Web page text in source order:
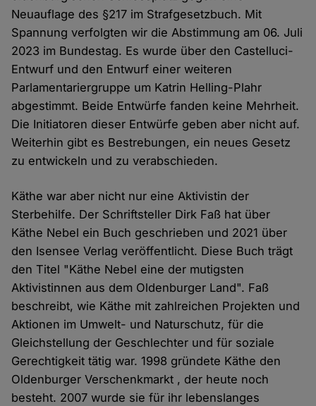
Neuauflage des §217 im Strafgesetzbuch. Mit
Spannung verfolgten wir die Abstimmung am 06. Juli
2023 im Bundestag. Es wurde über den Castelluci-
Entwurf und den Entwurf einer weiteren
Parlamentariergruppe um Katrin Helling-Plahr
abgestimmt. Beide Entwürfe fanden keine Mehrheit.
Die Initiatoren dieser Entwürfe geben aber nicht auf.
Weiterhin gibt es Bestrebungen, ein neues Gesetz
zu entwickeln und zu verabschieden.
Käthe war aber nicht nur eine Aktivistin der
Sterbehilfe. Der Schriftsteller Dirk Faß hat über
Käthe Nebel ein Buch geschrieben und 2021 über
den Isensee Verlag veröffentlicht. Diese Buch trägt
den Titel "Käthe Nebel eine der mutigsten
Aktivistinnen aus dem Oldenburger Land". Faß
beschreibt, wie Käthe mit zahlreichen Projekten und
Aktionen im Umwelt- und Naturschutz, für die
Gleichstellung der Geschlechter und für soziale
Gerechtigkeit tätig war. 1998 gründete Käthe den
Oldenburger Verschenkmarkt , der heute noch
besteht. 2007 wurde sie für ihr lebenslanges